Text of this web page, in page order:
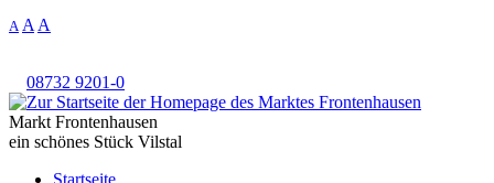
A A A
08732 9201-0
Markt Frontenhausen
ein schönes Stück Vilstal
Startseite